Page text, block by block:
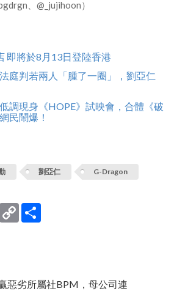
、@_jujihoon）
即將於8月13日登陸香港
庭判若兩人「腫了一圈」，劉亞仁
調現身《HOPE》試映會，合體《破
民鬧爆！
劉亞仁 G-Dragon
WhatsApp
Copy
Link
惡劣所屬社BPM，母公司連